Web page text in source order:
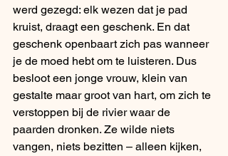
werd gezegd: elk wezen dat je pad
kruist, draagt een geschenk. En dat
geschenk openbaart zich pas wanneer
je de moed hebt om te luisteren. Dus
besloot een jonge vrouw, klein van
gestalte maar groot van hart, om zich te
verstoppen bij de rivier waar de
paarden dronken. Ze wilde niets
vangen, niets bezitten – alleen kijken,